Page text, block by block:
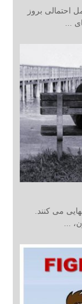
احتمالی بروز
می کنند.
...